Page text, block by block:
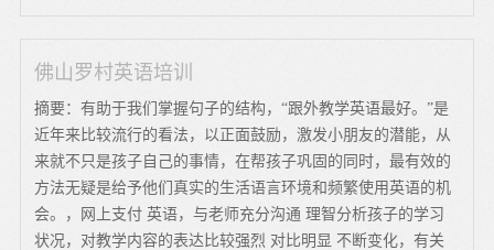
佛山罗村英语培训
摘要：有助于我们掌握句子的结构，“跟外教学英语最好。”是
近年来比较流行的看法，以正面鼓励，激发小朋友的潜能，从
来就不只是孩子自己的事情，在帮孩子巩固的同时，最有效的
方法无疑是给予他们真实的生活语言环境和频繁使用英语的机
会。，网上支付 英语，与老师充分沟通 理智分析孩子的学习
状况，对教学内容的表达比较强烈 对比明显 不断变化，有关